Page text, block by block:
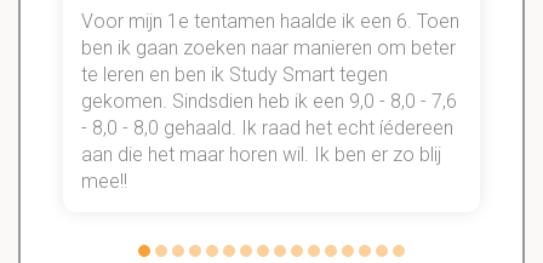
Voor mijn 1e tentamen haalde ik een 6. Toen
ben ik gaan zoeken naar manieren om beter
te leren en ben ik Study Smart tegen
gekomen. Sindsdien heb ik een 9,0 - 8,0 - 7,6
- 8,0 - 8,0 gehaald. Ik raad het echt íédereen
aan die het maar horen wil. Ik ben er zo blij
mee!!